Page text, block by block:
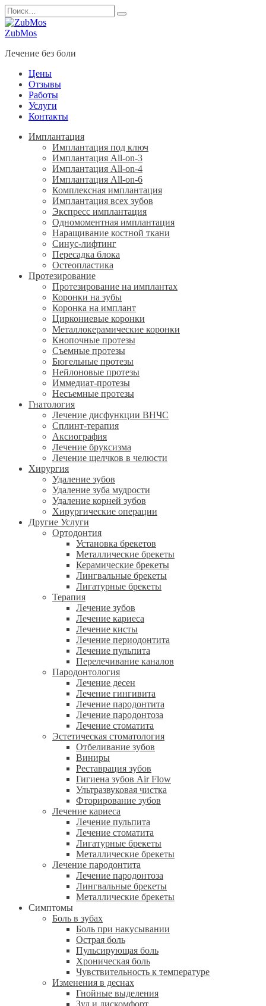
Перейти
к
содержанию
Search
for:
ZubMos
Лечение без боли
Цены
Отзывы
Работы
Услуги
Контакты
Имплантация
Имплантация под ключ
Имплантация All-on-3
Имплантация All-on-4
Имплантация All-on-6
Комплексная имплантация
Имплантация всех зубов
Экспресс имплантация
Одномоментная имплантация
Наращивание костной ткани
Синус-лифтинг
Пересадка блока
Остеопластика
Протезирование
Протезирование на имплантах
Коронки на зубы
Коронка на имплант
Циркониевые коронки
Металлокерамические коронки
Кнопочные протезы
Съемные протезы
Бюгельные протезы
Нейлоновые протезы
Иммедиат-протезы
Несъемные протезы
Гнатология
Лечение дисфункции ВНЧС
Сплинт-терапия
Аксиография
Лечение бруксизма
Лечение щелчков в челюсти
Хирургия
Удаление зубов
Удаление зуба мудрости
Удаление корней зубов
Хирургические операции
Другие Услуги
Ортодонтия
Установка брекетов
Металлические брекеты
Керамические брекеты
Лингвальные брекеты
Лигатурные брекеты
Терапия
Лечение зубов
Лечение кариеса
Лечение кисты
Лечение периодонтита
Лечение пульпита
Перелечивание каналов
Пародонтология
Лечение десен
Лечение гингивита
Лечение пародонтита
Лечение пародонтоза
Лечение стоматита
Эстетическая стоматология
Отбеливание зубов
Виниры
Реставрация зубов
Гигиена зубов Air Flow
Ультразвуковая чистка
Фторирование зубов
Лечение кариеса
Лечение пульпита
Лечение стоматита
Лигатурные брекеты
Металлические брекеты
Лечение пародонтита
Лечение пародонтоза
Лингвальные брекеты
Металлические брекеты
Симптомы
Боль в зубах
Боль при накусывании
Острая боль
Пульсирующая боль
Хроническая боль
Чувствительность к температуре
Изменения в деснах
Гнойные выделения
Зуд и дискомфорт